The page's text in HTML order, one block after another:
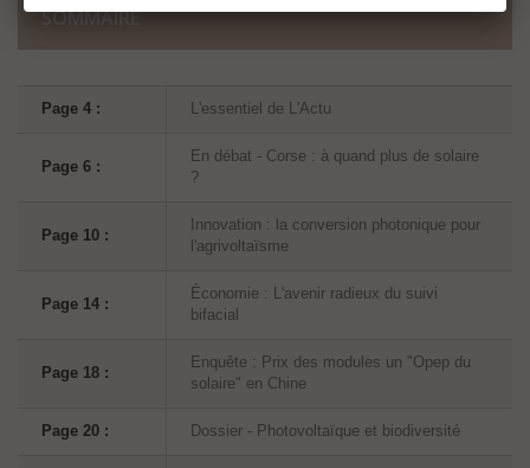
SOMMAIRE
Page 4 : L'essentiel de L'Actu
Page 6 :
En débat - Corse : à quand plus de solaire
?
Page 10 :
Innovation : la conversion photonique pour
l'agrivoltaïsme
Page 14 :
Économie : L'avenir radieux du suivi
bifacial
Page 18 :
Enquête : Prix des modules un "Opep du
solaire" en Chine
Page 20 : Dossier - Photovoltaïque et biodiversité